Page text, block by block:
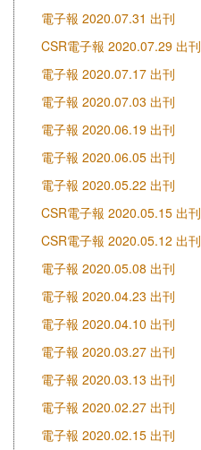
電子報 2020.07.31 出刊
CSR電子報 2020.07.29 出刊
電子報 2020.07.17 出刊
電子報 2020.07.03 出刊
電子報 2020.06.19 出刊
電子報 2020.06.05 出刊
電子報 2020.05.22 出刊
CSR電子報 2020.05.15 出刊
CSR電子報 2020.05.12 出刊
電子報 2020.05.08 出刊
電子報 2020.04.23 出刊
電子報 2020.04.10 出刊
電子報 2020.03.27 出刊
電子報 2020.03.13 出刊
電子報 2020.02.27 出刊
電子報 2020.02.15 出刊